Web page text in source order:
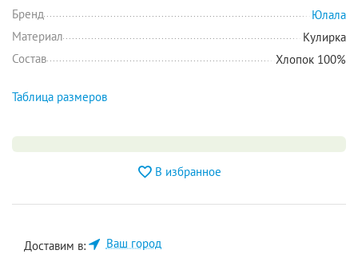
Бренд
Юлала
Материал
Кулирка
Состав
Хлопок 100%
Таблица размеров
В избранное
Доставим в: Ваш город